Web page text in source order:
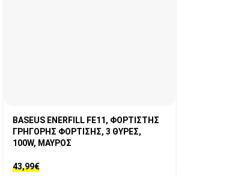
BASEUS ENERFILL FE11, ΦΟΡΤΙΣΤΗΣ
ΓΡΗΓΟΡΗΣ ΦΟΡΤΙΣΗΣ, 3 ΘΥΡΕΣ,
100W, ΜΑΥΡΟΣ
43,99€